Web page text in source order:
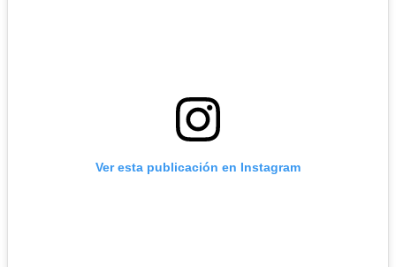
Ver esta publicación en Instagram